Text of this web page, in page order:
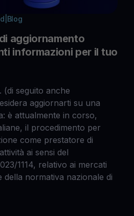
Blog
aggiornamento
informazioni per il tuo
(di seguito anche
aggiornarti su una
è attualmente in corso,
il procedimento per
come prestatore di
ai sensi del
1114, relativo ai mercati
della normativa nazionale di